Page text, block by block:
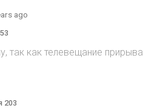
ago
так как телевещание
203